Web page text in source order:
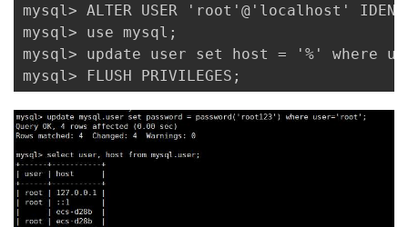
mysql> ALTER USER 'root'@'localhost'
mysql> use mysql;
mysql> update user set host = '%' where
mysql> FLUSH PRIVILEGES;